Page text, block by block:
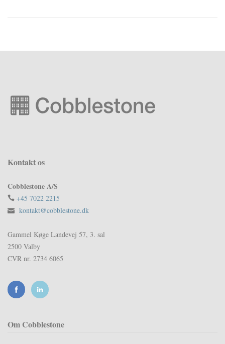
Kontakt os
Cobblestone A/S
+45 7022 2215
kontakt@cobblestone.dk
Gammel Køge Landevej 57, 3. sal
2500 Valby
CVR nr. 2734 6065
Om Cobblestone